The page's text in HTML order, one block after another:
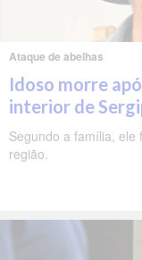
Ataque de abelhas
Idoso morre
interior de
Segundo a família,
região.